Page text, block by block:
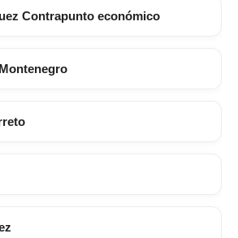
Contrapunto económico